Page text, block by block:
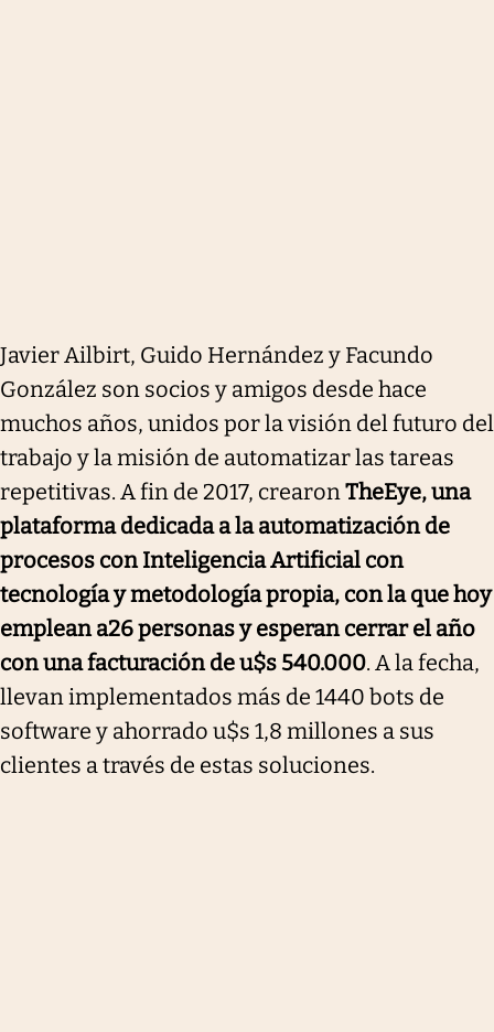
Javier Ailbirt, Guido Hernández y Facundo
González son socios y amigos desde hace
muchos años, unidos por la visión del futuro del
trabajo y la misión de automatizar las tareas
repetitivas. A fin de 2017, crearonTheEye, una
plataforma dedicada a la automatización de
procesos con Inteligencia Artificial con
tecnología y metodología propia, con la que hoy
emplean a26 personas y esperan cerrar el año
con una facturación de u$s 540.000. A la fecha,
llevan implementados más de 1440 bots de
software y ahorrado u$s 1,8 millones a sus
clientes a través de estas soluciones.